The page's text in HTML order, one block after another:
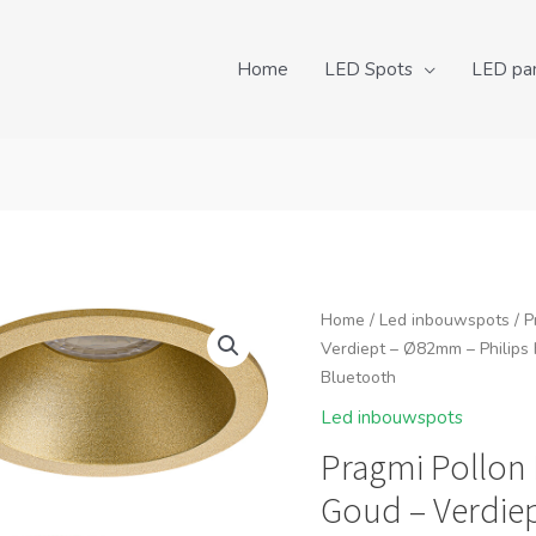
Home LED Spots LED
Home / Led inbouwspots /
Verdiept – Ø82mm – Philips
Bluetooth
Led inbouwspots
Pragmi
Goud –